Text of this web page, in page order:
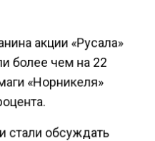
акции «Русала»
более чем на 22
«Норникеля»
стали обсуждать